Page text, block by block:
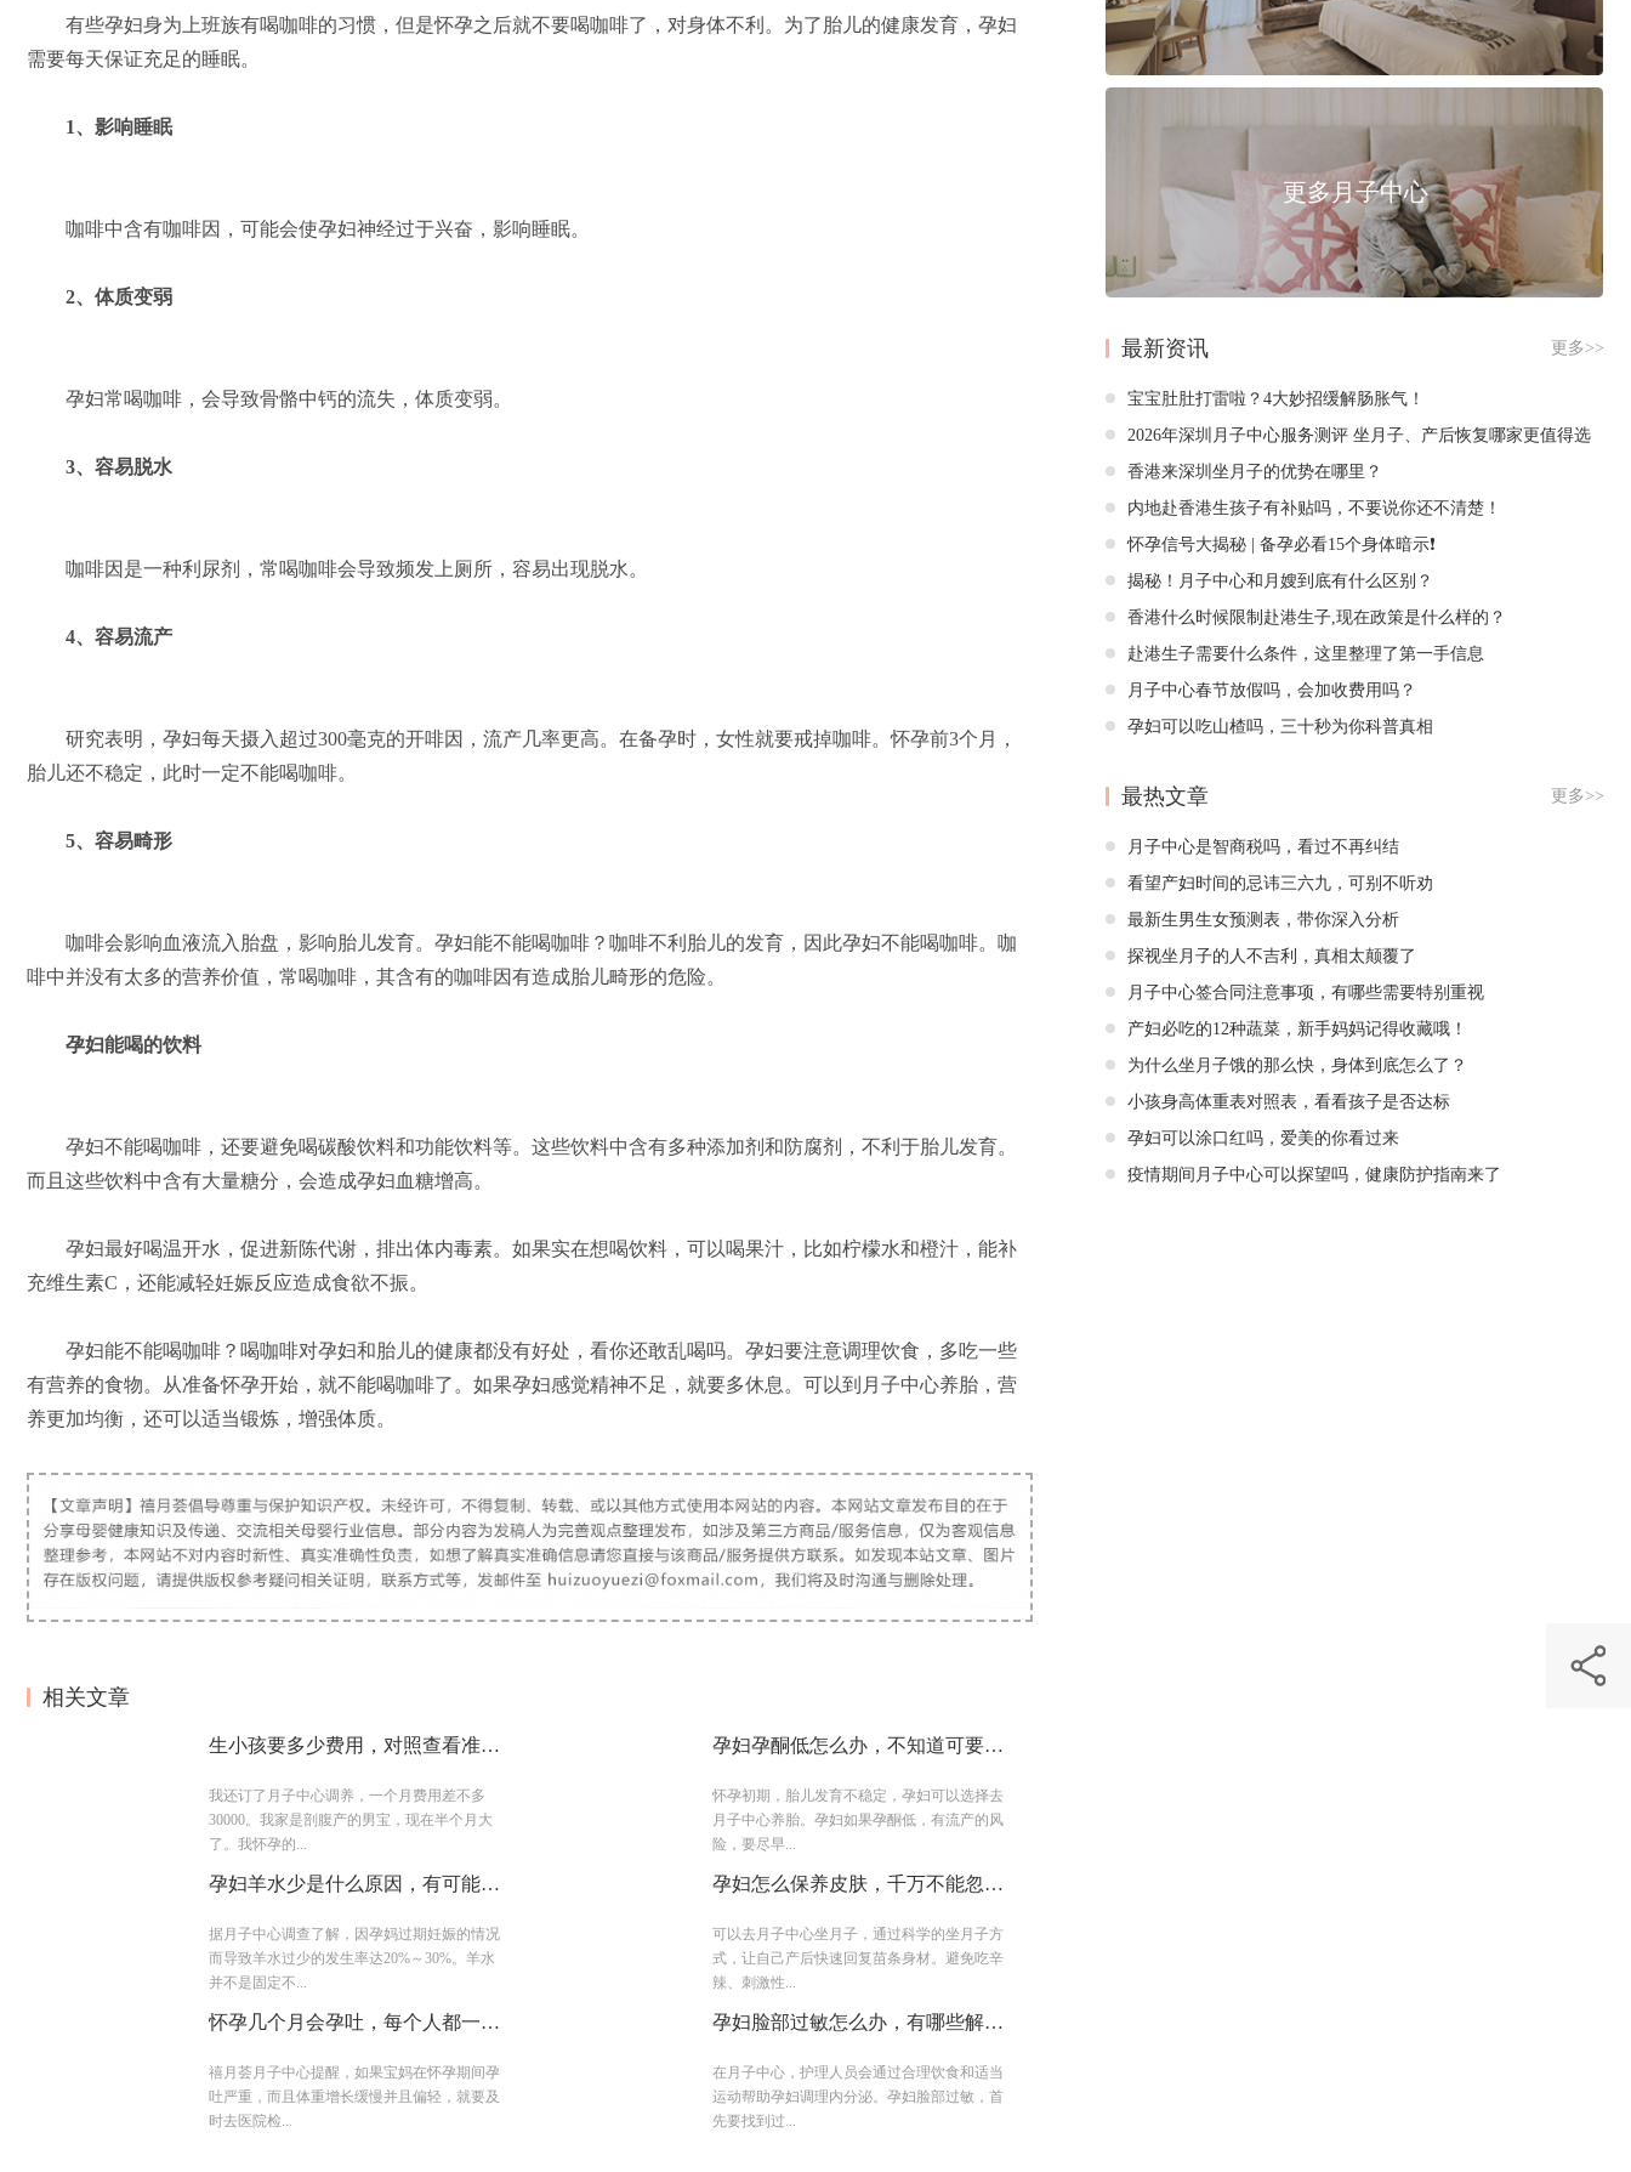
有些孕妇身为上班族有喝咖啡的习惯，但是怀孕之后就不要喝咖啡了，对身体不利。为了胎儿的健康发育，孕妇
需要每天保证充足的睡眠。
1、影响睡眠
咖啡中含有咖啡因，可能会使孕妇神经过于兴奋，影响睡眠。
2、体质变弱
孕妇常喝咖啡，会导致骨骼中钙的流失，体质变弱。
3、容易脱水
咖啡因是一种利尿剂，常喝咖啡会导致频发上厕所，容易出现脱水。
4、容易流产
研究表明，孕妇每天摄入超过300毫克的开啡因，流产几率更高。在备孕时，女性就要戒掉咖啡。怀孕前3个月，
胎儿还不稳定，此时一定不能喝咖啡。
5、容易畸形
咖啡会影响血液流入胎盘，影响胎儿发育。孕妇能不能喝咖啡？咖啡不利胎儿的发育，因此孕妇不能喝咖啡。咖
啡中并没有太多的营养价值，常喝咖啡，其含有的咖啡因有造成胎儿畸形的危险。
孕妇能喝的饮料
孕妇不能喝咖啡，还要避免喝碳酸饮料和功能饮料等。这些饮料中含有多种添加剂和防腐剂，不利于胎儿发育。
而且这些饮料中含有大量糖分，会造成孕妇血糖增高。
孕妇最好喝温开水，促进新陈代谢，排出体内毒素。如果实在想喝饮料，可以喝果汁，比如柠檬水和橙汁，能补
充维生素C，还能减轻妊娠反应造成食欲不振。
孕妇能不能喝咖啡？喝咖啡对孕妇和胎儿的健康都没有好处，看你还敢乱喝吗。孕妇要注意调理饮食，多吃一些
有营养的食物。从准备怀孕开始，就不能喝咖啡了。如果孕妇感觉精神不足，就要多休息。可以到月子中心养胎，营
养更加均衡，还可以适当锻炼，增强体质。
相关文章
生小孩要多少费用，对照查看准备
我还订了月子中心调养，一个月费用差不多
30000。我家是剖腹产的男宝，现在半个月大
了。我怀孕的...
孕妇孕酮低怎么办，不知道可要吃
怀孕初期，胎儿发育不稳定，孕妇可以选择去
月子中心养胎。孕妇如果孕酮低，有流产的风
险，要尽早...
孕妇羊水少是什么原因，有可能是
据月子中心调查了解，因孕妈过期妊娠的情况
而导致羊水过少的发生率达20%～30%。羊水
并不是固定不...
孕妇怎么保养皮肤，千万不能忽视
可以去月子中心坐月子，通过科学的坐月子方
式，让自己产后快速回复苗条身材。避免吃辛
辣、刺激性...
怀孕几个月会孕吐，每个人都一样
禧月荟月子中心提醒，如果宝妈在怀孕期间孕
吐严重，而且体重增长缓慢并且偏轻，就要及
时去医院检...
孕妇脸部过敏怎么办，有哪些解决
在月子中心，护理人员会通过合理饮食和适当
运动帮助孕妇调理内分泌。孕妇脸部过敏，首
先要找到过...
更多月子中心
最新资讯 更多>>
宝宝肚肚打雷啦？4大妙招缓解肠胀气！
2026年深圳月子中心服务测评 坐月子、产后恢复哪家更值得选
香港来深圳坐月子的优势在哪里？
内地赴香港生孩子有补贴吗，不要说你还不清楚！
怀孕信号大揭秘 | 备孕必看15个身体暗示❗️
揭秘！月子中心和月嫂到底有什么区别？
香港什么时候限制赴港生子,现在政策是什么样的？
赴港生子需要什么条件，这里整理了第一手信息
月子中心春节放假吗，会加收费用吗？
孕妇可以吃山楂吗，三十秒为你科普真相
最热文章 更多>>
月子中心是智商税吗，看过不再纠结
看望产妇时间的忌讳三六九，可别不听劝
最新生男生女预测表，带你深入分析
探视坐月子的人不吉利，真相太颠覆了
月子中心签合同注意事项，有哪些需要特别重视
产妇必吃的12种蔬菜，新手妈妈记得收藏哦！
为什么坐月子饿的那么快，身体到底怎么了？
小孩身高体重表对照表，看看孩子是否达标
孕妇可以涂口红吗，爱美的你看过来
疫情期间月子中心可以探望吗，健康防护指南来了